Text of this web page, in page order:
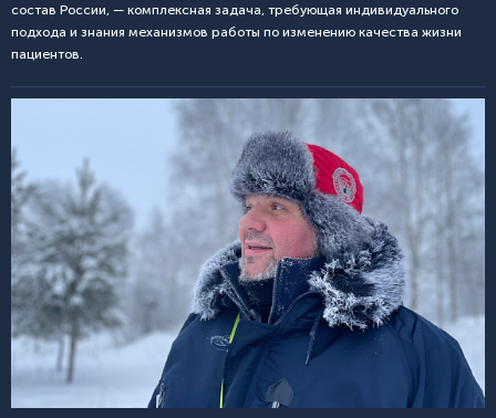
состав России, — комплексная задача, требующая индивидуального
подхода и знания механизмов работы по изменению качества жизни
пациентов.